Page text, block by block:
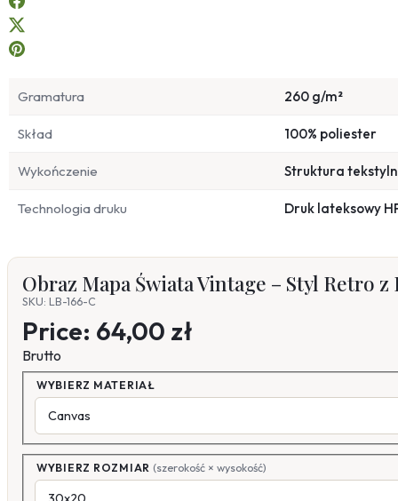
Gramatura 260 g/m²
Skład 100% poliester
Wykończenie Struktura
Technologia druku Druk lateksowy
Obraz Mapa Świata Vintage – Styl Retro
SKU: LB-166-C
Price: 64,00 zł
Brutto
WYBIERZ MATERIAŁ
WYBIERZ ROZMIAR (szerokość × wysokość)